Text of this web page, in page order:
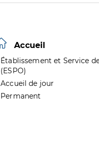
Accueil
Établissement et Service
(ESPO)
Accueil de jour
Permanent